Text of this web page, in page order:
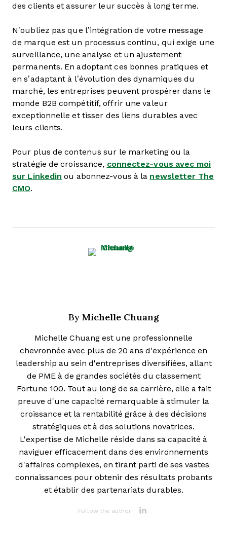
des clients et assurer leur succès à long terme.
N’oubliez pas que l’intégration de votre message
de marque est un processus continu, qui exige une
surveillance, une analyse et un ajustement
permanents. En adoptant ces bonnes pratiques et
en s’adaptant à l’évolution des dynamiques du
marché, les entreprises peuvent prospérer dans le
monde B2B compétitif, offrir une valeur
exceptionnelle et tisser des liens durables avec
leurs clients.
Pour plus de contenus sur le marketing ou la
stratégie de croissance, connectez-vous avec moi
sur Linkedin ou abonnez-vous à la newsletter The
CMO.
By Michelle Chuang
Michelle Chuang est une professionnelle
chevronnée avec plus de 20 ans d'expérience en
leadership au sein d'entreprises diversifiées, allant
de PME à de grandes sociétés du classement
Fortune 100. Tout au long de sa carrière, elle a fait
preuve d'une capacité remarquable à stimuler la
croissance et la rentabilité grâce à des décisions
stratégiques et à des solutions novatrices.
L'expertise de Michelle réside dans sa capacité à
naviguer efficacement dans des environnements
d'affaires complexes, en tirant parti de ses vastes
connaissances pour obtenir des résultats probants
et établir des partenariats durables.
Follow the author: